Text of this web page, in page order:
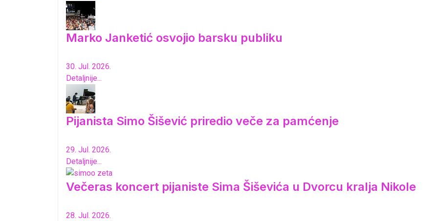
Marko Janketić osvojio barsku publiku
30. Jul. 2026.
Detaljnije...
Pijanista Simo Šišević priredio veče za pamćenje
29. Jul. 2026.
Detaljnije...
Večeras koncert pijaniste Sima Šiševića u Dvorcu kralja Nikole
28. Jul. 2026.